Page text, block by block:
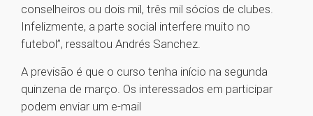
conselheiros ou dois mil, três mil sócios de clubes.
Infelizmente, a parte social interfere muito no
futebol”, ressaltou Andrés Sanchez.
A previsão é que o curso tenha início na segunda
quinzena de março. Os interessados em participar
podem enviar um e-mail